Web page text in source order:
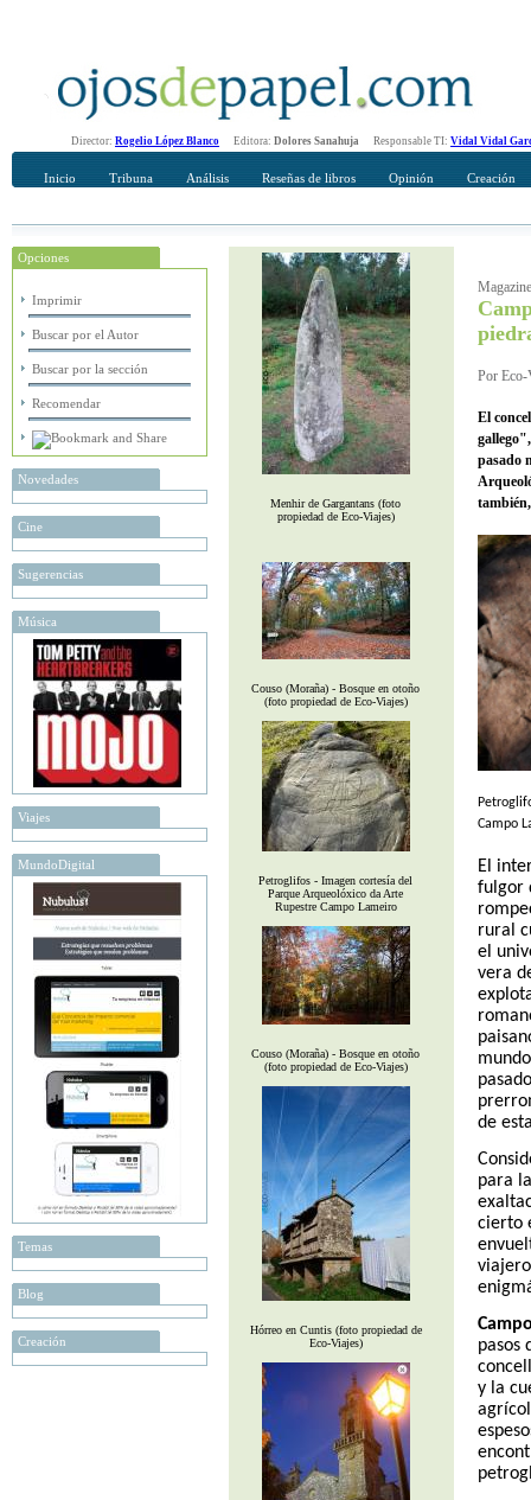
Director: Rogelio López Blanco Editora: Dolores Sanahuja Responsable TI: Vidal Vidal
Inicio Tribuna Análisis Reseñas de libros Opinión Creación
Opciones
Imprimir
Buscar por el Autor
Buscar por la sección
Recomendar
Novedades
Cine
Sugerencias
Música
Viajes
MundoDigital
Temas
Blog
Creación
Recomendar
Su nombre Completo
Menhir de Gargantans (foto
propiedad de Eco-Viajes)
Couso (Moraña) - Bosque en otoño
(foto propiedad de Eco-Viajes)
Petroglifos - Imagen cortesía del
Parque Arqueolóxico da Arte
Rupestre Campo Lameiro
Couso (Moraña) - Bosque en otoño
(foto propiedad de Eco-Viajes)
Hórreo en Cuntis (foto propiedad de
Eco-Viajes)
Por Eco-
El
pasado
Campo
El
fulgor
rural
el
vera
de
para
cierto
pasos
y la